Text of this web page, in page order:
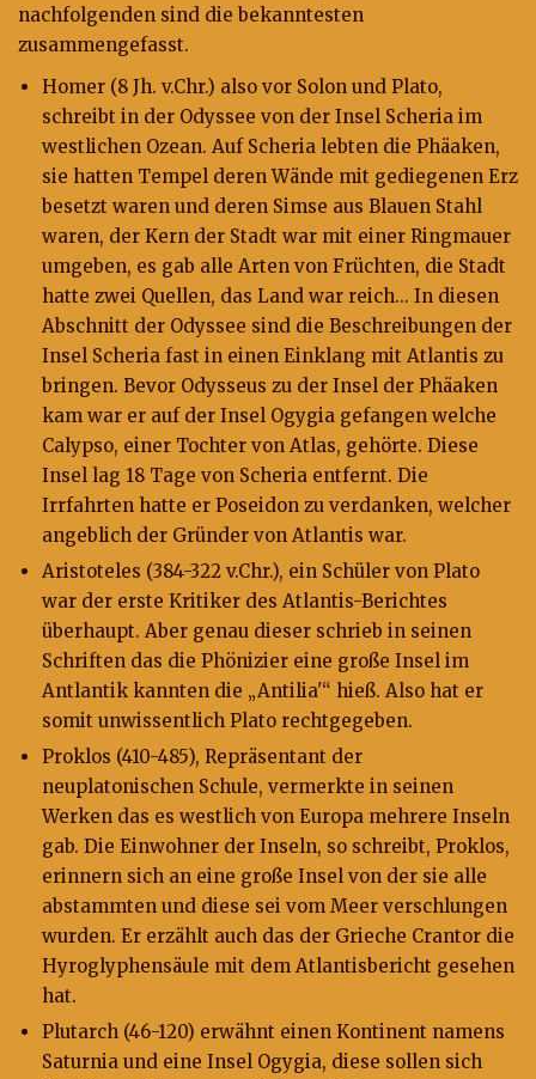
nachfolgenden sind die bekanntesten
zusammengefasst.
Homer (8 Jh. v.Chr.) also vor Solon und Plato,
schreibt in der Odyssee von der Insel Scheria im
westlichen Ozean. Auf Scheria lebten die Phäaken,
sie hatten Tempel deren Wände mit gediegenen Erz
besetzt waren und deren Simse aus Blauen Stahl
waren, der Kern der Stadt war mit einer Ringmauer
umgeben, es gab alle Arten von Früchten, die Stadt
hatte zwei Quellen, das Land war reich... In diesen
Abschnitt der Odyssee sind die Beschreibungen der
Insel Scheria fast in einen Einklang mit Atlantis zu
bringen. Bevor Odysseus zu der Insel der Phäaken
kam war er auf der Insel Ogygia gefangen welche
Calypso, einer Tochter von Atlas, gehörte. Diese
Insel lag 18 Tage von Scheria entfernt. Die
Irrfahrten hatte er Poseidon zu verdanken, welcher
angeblich der Gründer von Atlantis war.
Aristoteles (384-322 v.Chr.), ein Schüler von Plato
war der erste Kritiker des Atlantis-Berichtes
überhaupt. Aber genau dieser schrieb in seinen
Schriften das die Phönizier eine große Insel im
Antlantik kannten die „Antilia'“ hieß. Also hat er
somit unwissentlich Plato rechtgegeben.
Proklos (410-485), Repräsentant der
neuplatonischen Schule, vermerkte in seinen
Werken das es westlich von Europa mehrere Inseln
gab. Die Einwohner der Inseln, so schreibt, Proklos,
erinnern sich an eine große Insel von der sie alle
abstammten und diese sei vom Meer verschlungen
wurden. Er erzählt auch das der Grieche Crantor die
Hyroglyphensäule mit dem Atlantisbericht gesehen
hat.
Plutarch (46-120) erwähnt einen Kontinent namens
Saturnia und eine Insel Ogygia, diese sollen sich